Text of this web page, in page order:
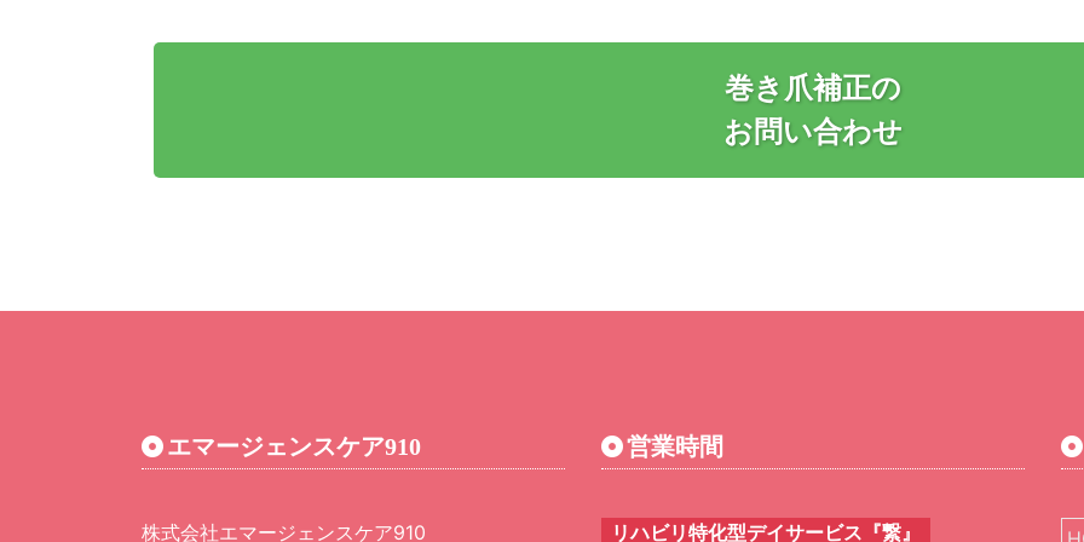
巻き爪補正の
お問い合わせ
エマージェンスケア910
株式会社エマージェンスケア910
営業時間
リハビリ特化型デイサービス『繋』